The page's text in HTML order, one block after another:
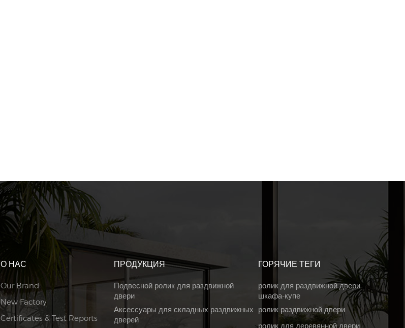
О НАС
Our Brand
New Factory
Certificates & Test Reports
ПРОДУКЦИЯ
Подвесной ролик для раздвижной
двери
Аксессуары для складных раздвижных
дверей
ГОРЯЧИЕ ТЕГИ
ролик для раздвижной двери
шкафа-купе
ролик раздвижной двери
ролик для деревянной двери